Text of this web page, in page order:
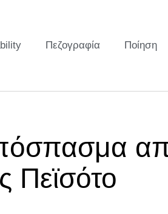
Πεζογραφία Ποίηση
Πεϊσότο